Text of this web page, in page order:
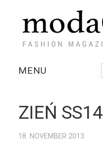
MENU
AUSSTELLUNGEN
ZIEŃ SS14
18. NOVEMBER 2013